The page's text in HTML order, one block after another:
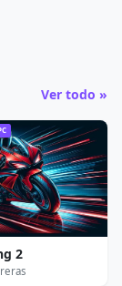
Ver todo »
2